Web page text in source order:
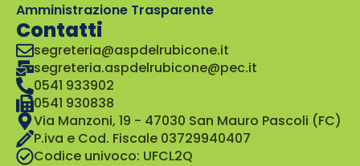
Amministrazione Trasparente
Contatti
segreteria@aspdelrubicone.it
segreteria.aspdelrubicone@pec.it
0541 933902
0541 930838
Via Manzoni, 19 - 47030 San Mauro Pascoli (FC)
P.iva e Cod. Fiscale 03729940407
Codice univoco: UFCL2Q